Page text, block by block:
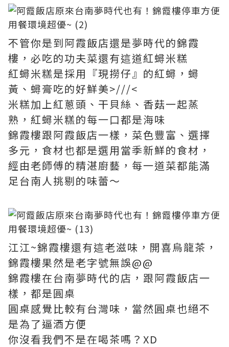
不管你是到阿霞飯店還是夢時代的錦霞
樓，必吃的功夫菜還有這道紅蟳米糕
紅蟳米糕是採用『現撈仔』的紅蟳，蟳
黃、蟳膏吃的好鮮美>///<
米糕加上紅蔥頭、干貝絲、香菇一起蒸
熟，紅蟳米糕的每一口都是海味
錦霞樓跟阿霞飯店一樣，菜色豐富、選擇
多元，食材也都是選用當季新鮮的食材，
經由老師傅的精湛廚藝，每一道菜都能滿
足台南人挑剔的味蕾～
江江~錦霞樓還有這老滋味，開喜烏龍茶，
錦霞樓果然是老字號無誤@@
錦霞樓在台南夢時代的店，跟阿霞飯店一
樣，都是圓桌
圓桌感覺比較有台灣味，當然圓桌也絕不
是為了逼酒方便
你沒看我們不是在喝茶嗎？XD